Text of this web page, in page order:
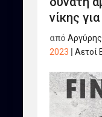
νίκης
από
2023 |Αετοί